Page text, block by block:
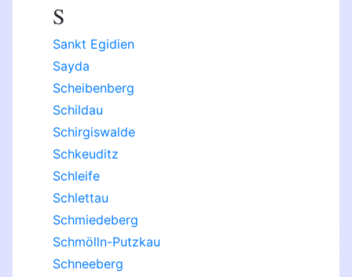
S
Sankt Egidien
Sayda
Scheibenberg
Schildau
Schirgiswalde
Schkeuditz
Schleife
Schlettau
Schmiedeberg
Schmölln-Putzkau
Schneeberg